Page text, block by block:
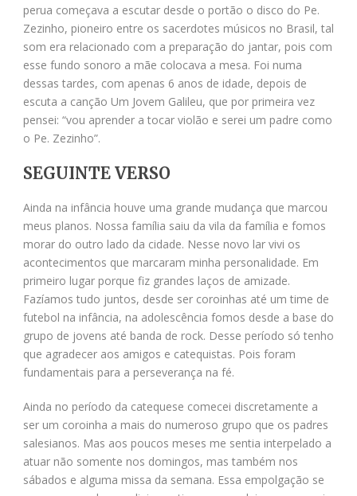
perua começava a escutar desde o portão o disco do Pe.
Zezinho, pioneiro entre os sacerdotes músicos no Brasil, tal
som era relacionado com a preparação do jantar, pois com
esse fundo sonoro a mãe colocava a mesa. Foi numa
dessas tardes, com apenas 6 anos de idade, depois de
escuta a canção Um Jovem Galileu, que por primeira vez
pensei: “vou aprender a tocar violão e serei um padre como
o Pe. Zezinho”.
SEGUINTE VERSO
Ainda na infância houve uma grande mudança que marcou
meus planos. Nossa família saiu da vila da família e fomos
morar do outro lado da cidade. Nesse novo lar vivi os
acontecimentos que marcaram minha personalidade. Em
primeiro lugar porque fiz grandes laços de amizade.
Fazíamos tudo juntos, desde ser coroinhas até um time de
futebol na infância, na adolescência fomos desde a base do
grupo de jovens até banda de rock. Desse período só tenho
que agradecer aos amigos e catequistas. Pois foram
fundamentais para a perseverança na fé.
Ainda no período da catequese comecei discretamente a
ser um coroinha a mais do numeroso grupo que os padres
salesianos. Mas aos poucos meses me sentia interpelado a
atuar não somente nos domingos, mas também nos
sábados e alguma missa da semana. Essa empolgação se